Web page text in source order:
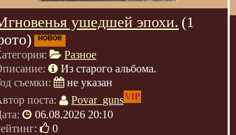
ушедшей эпохи. (1
новое
Разное
Из старого альбома.
съемки:
не указан
поста:
Povar_gunsVIP
06.08.2026 20:10
0